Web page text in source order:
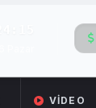
VIDEO